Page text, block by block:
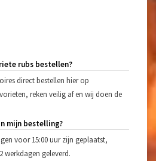
rubs bestellen?
direct bestellen hier op
reken veilig af en wij doen de
mijn bestelling?
voor 15:00 uur zijn geplaatst,
werkdagen geleverd.